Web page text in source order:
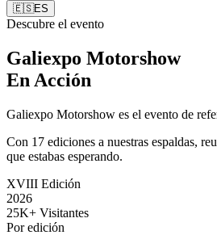
🇪🇸ES
Descubre el evento
Galiexpo Motorshow
En Acción
Galiexpo Motorshow es el evento de
Con 17 ediciones a nuestras espaldas,
que estabas esperando.
XVIII Edición
2026
25K+ Visitantes
Por edición